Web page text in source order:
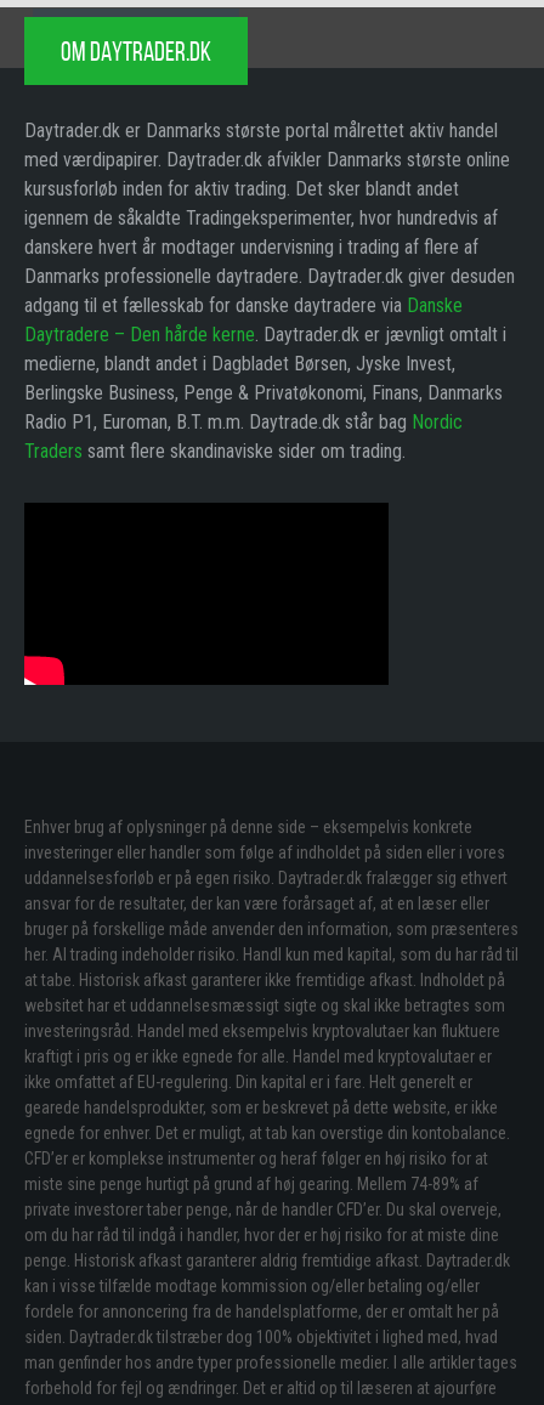
OM DAYTRADER.DK
Daytrader.dk er Danmarks største portal målrettet aktiv handel
med værdipapirer. Daytrader.dk afvikler Danmarks største online
kursusforløb inden for aktiv trading. Det sker blandt andet
igennem de såkaldte Tradingeksperimenter, hvor hundredvis af
danskere hvert år modtager undervisning i trading af flere af
Danmarks professionelle daytradere. Daytrader.dk giver desuden
adgang til et fællesskab for danske daytradere via Danske
Daytradere – Den hårde kerne. Daytrader.dk er jævnligt omtalt i
medierne, blandt andet i Dagbladet Børsen, Jyske Invest,
Berlingske Business, Penge & Privatøkonomi, Finans, Danmarks
Radio P1, Euroman, B.T. m.m. Daytrade.dk står bag Nordic
Traders samt flere skandinaviske sider om trading.
Enhver brug af oplysninger på denne side – eksempelvis konkrete
investeringer eller handler som følge af indholdet på siden eller i vores
uddannelsesforløb er på egen risiko. Daytrader.dk fralægger sig ethvert
ansvar for de resultater, der kan være forårsaget af, at en læser eller
bruger på forskellige måde anvender den information, som præsenteres
her. Al trading indeholder risiko. Handl kun med kapital, som du har råd til
at tabe. Historisk afkast garanterer ikke fremtidige afkast. Indholdet på
websitet har et uddannelsesmæssigt sigte og skal ikke betragtes som
investeringsråd. Handel med eksempelvis kryptovalutaer kan fluktuere
kraftigt i pris og er ikke egnede for alle. Handel med kryptovalutaer er
ikke omfattet af EU-regulering. Din kapital er i fare. Helt generelt er
gearede handelsprodukter, som er beskrevet på dette website, er ikke
egnede for enhver. Det er muligt, at tab kan overstige din kontobalance.
CFD’er er komplekse instrumenter og heraf følger en høj risiko for at
miste sine penge hurtigt på grund af høj gearing. Mellem 74-89% af
private investorer taber penge, når de handler CFD’er. Du skal overveje,
om du har råd til indgå i handler, hvor der er høj risiko for at miste dine
penge. Historisk afkast garanterer aldrig fremtidige afkast. Daytrader.dk
kan i visse tilfælde modtage kommission og/eller betaling og/eller
fordele for annoncering fra de handelsplatforme, der er omtalt her på
siden. Daytrader.dk tilstræber dog 100% objektivitet i lighed med, hvad
man genfinder hos andre typer professionelle medier. I alle artikler tages
forbehold for fejl og ændringer. Det er altid op til læseren at ajourføre